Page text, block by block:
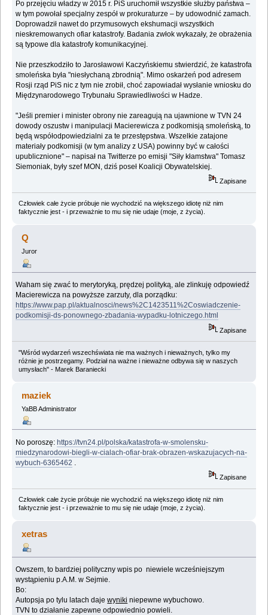
Po przejęciu władzy w 2015 r. PiS uruchomił wszystkie służby państwa –
w tym powołał specjalny zespół w prokuraturze – by udowodnić zamach.
Doprowadził nawet do przymusowych ekshumacji wszystkich
nieskremowanych ofiar katastrofy. Badania zwłok wykazały, że obrażenia
są typowe dla katastrofy komunikacyjnej.
Nie przeszkodziło to Jarosławowi Kaczyńskiemu stwierdzić, że katastrofa
smoleńska była "niesłychaną zbrodnią". Mimo oskarżeń pod adresem
Rosji rząd PiS nic z tym nie zrobił, choć zapowiadał wysłanie wniosku do
Międzynarodowego Trybunału Sprawiedliwości w Hadze.
"Jeśli premier i minister obrony nie zareagują na ujawnione w TVN 24
dowody oszustw i manipulacji Macierewicza z podkomisją smoleńską, to
będą współodpowiedzialni za te przestępstwa. Wszelkie zatajone
materiały podkomisji (w tym analizy z USA) powinny być w całości
upublicznione" – napisał na Twitterze po emisji "Siły kłamstwa" Tomasz
Siemoniak, były szef MON, dziś poseł Koalicji Obywatelskiej.
Zapisane
Człowiek całe życie próbuje nie wychodzić na większego idiotę niż nim
faktycznie jest - i przeważnie to mu się nie udaje (moje, z życia).
Q
Juror
Waham się zwać to merytoryką, prędzej polityką, ale zlinkuję odpowiedź
Macierewicza na powyższe zarzuty, dla porządku:
https://www.pap.pl/aktualnosci/news%2C1423511%2Coswiadczenie-
podkomisji-ds-ponownego-zbadania-wypadku-lotniczego.html
Zapisane
"Wśród wydarzeń wszechświata nie ma ważnych i nieważnych, tylko my
różnie je postrzegamy. Podział na ważne i nieważne odbywa się w naszych
umysłach" - Marek Baraniecki
maziek
YaBB Administrator
No poroszę: https://tvn24.pl/polska/katastrofa-w-smolensku-
miedzynarodowi-biegli-w-cialach-ofiar-brak-obrazen-wskazujacych-na-
wybuch-6365462 .
Zapisane
Człowiek całe życie próbuje nie wychodzić na większego idiotę niż nim
faktycznie jest - i przeważnie to mu się nie udaje (moje, z życia).
xetras
Owszem, to bardziej polityczny wpis po niewiele wcześniejszym
wystąpieniu p.A.M. w Sejmie.
Bo:
Autopsja po tylu latach dajewyniki niepewne wybuchowo.
TVN to działanie zapewne odpowiednio powieli.